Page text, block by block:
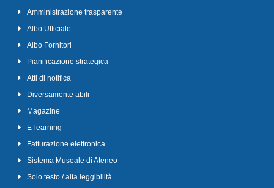
Amministrazione trasparente
Albo Ufficiale
Albo Fornitori
Pianificazione strategica
Atti di notifica
Diversamente abili
Magazine
E-learning
Fatturazione elettronica
Sistema Museale di Ateneo
Solo testo / alta leggibilità